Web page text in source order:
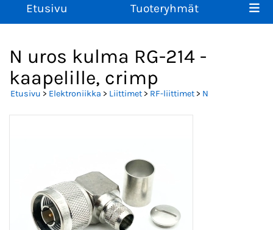
Etusivu Tuoteryhmät
N uros kulma RG-214 -
kaapelille, crimp
Etusivu > Elektroniikka > Liittimet> RF-liittimet> N